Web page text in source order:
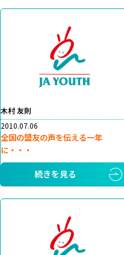
木村 友則
2010.07.06
全国の盟友の声を伝える一年
に・・・
続きを見る